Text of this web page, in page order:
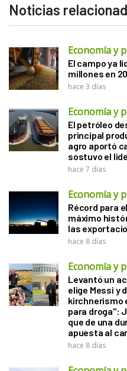
Noticias
Economía y
El campo ya
millones en
hace 3 días
Economía y
El petróleo
principal
agro aportó
sostuvo el
hace 7 días
Economía y
Récord para
máximo
las
hace 8 días
Economía y
Levantó un
elige Messi y
kirchnerismo
para droga":
que de una
apuesta al
hace 8 días